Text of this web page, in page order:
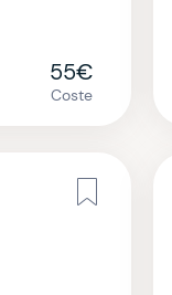
55€
Coste